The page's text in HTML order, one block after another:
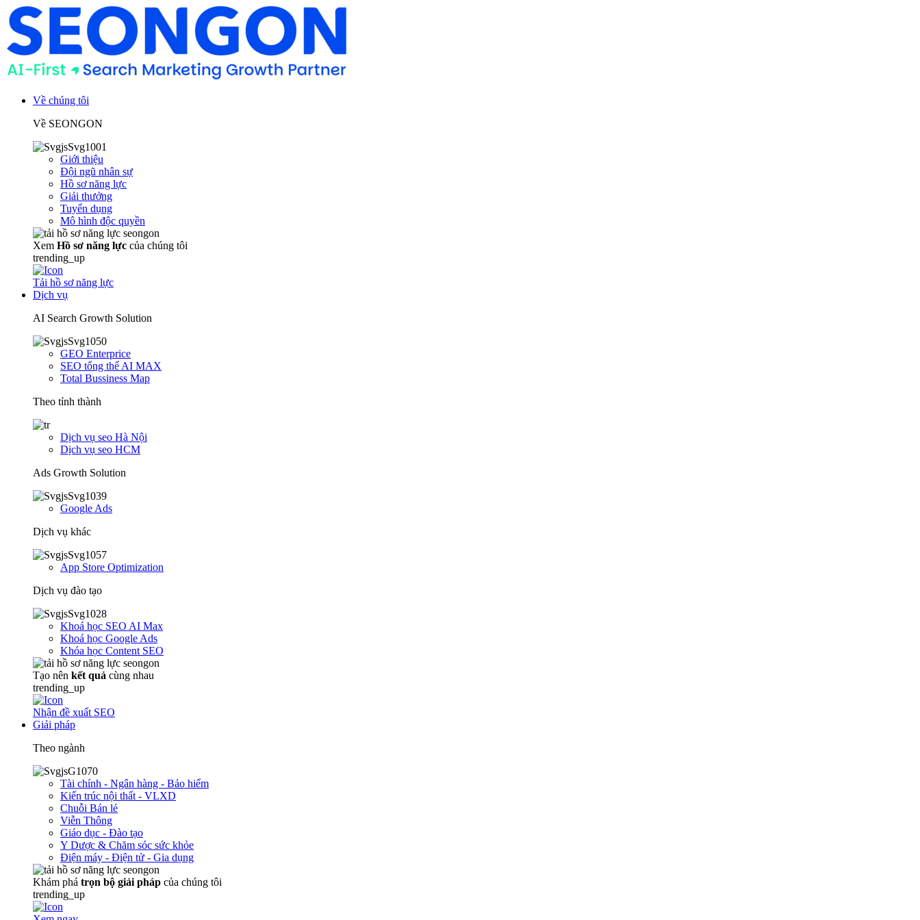
Về chúng tôi
Về SEONGON
Giới thiệu
Đội ngũ nhân sự
Hồ sơ năng lực
Giải thưởng
Tuyển dụng
Mô hình độc quyền
Xem Hồ sơ năng lực của chúng tôi
trending_up
Tải hồ sơ năng lực
Dịch vụ
AI Search Growth Solution
GEO Enterprice
SEO tổng thể AI MAX
Total Bussiness Map
Theo tỉnh thành
Dịch vụ seo Hà Nội
Dịch vụ seo HCM
Ads Growth Solution
Google Ads
Dịch vụ khác
App Store Optimization
Dịch vụ đào tạo
Khoá học SEO AI Max
Khoá học Google Ads
Khóa học Content SEO
Tạo nên kết quả cùng nhau
trending_up
Nhận đề xuất SEO
Giải pháp
Theo ngành
Tài chính - Ngân hàng - Bảo hiểm
Kiến trúc nội thất - VLXD
Chuỗi Bán lẻ
Viễn Thông
Giáo dục - Đào tạo
Y Dược & Chăm sóc sức khỏe
Điện máy - Điện tử - Gia dụng
Khám phá trọn bộ giải pháp của chúng tôi
trending_up